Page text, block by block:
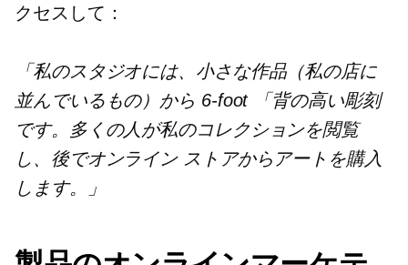
クセスして：
「私のスタジオには、小さな作品（私の店に
並んでいるもの）から 6-foot「背の高い彫刻
です。多くの人が私のコレクションを閲覧
し、後でオンライン ストアからアートを購入
します。」